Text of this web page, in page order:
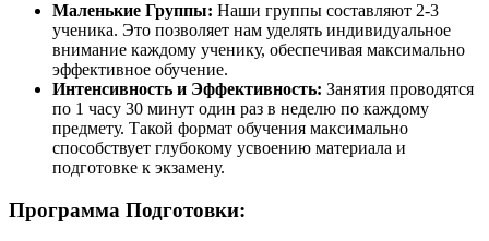
Маленькие Группы: Наши группы составляют 2-3
ученика. Это позволяет нам уделять индивидуальное
внимание каждому ученику, обеспечивая максимально
эффективное обучение.
Интенсивность и Эффективность: Занятия проводятся
по 1 часу 30 минут один раз в неделю по каждому
предмету. Такой формат обучения максимально
способствует глубокому усвоению материала и
подготовке к экзамену.
Программа Подготовки: